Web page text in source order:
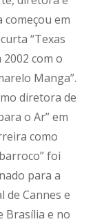
em
“Texas
com o
Manga”.
diretora de
o Ar” em
como
foi
para a
de Cannes e
Brasília e no